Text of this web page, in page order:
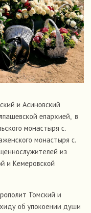
и Асиновский
епархией, в
монастыря с.
монастыря с.
из
и Кемеровской
Томский и
об упокоении души